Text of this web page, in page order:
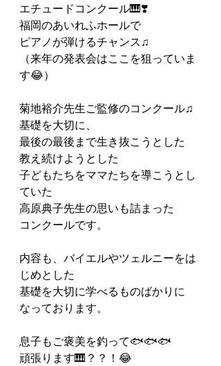
エチュードコンクール🎹❣️
福岡のあいれふホールで
ピアノが弾けるチャンス♫
（来年の発表会はここを狙っていま
す😂）
菊地裕介先生ご監修のコンクール♫
基礎を大切に、
最後の最後まで生き抜こうとした
教え続けようとした
子どもたちをママたちを導こうとし
ていた
高原典子先生の思いも詰まった
コンクールです。
内容も、バイエルやツェルニーをは
じめとした
基礎を大切に学べるものばかりに
なっております。
息子もご褒美を釣って🐟🐟🐟
頑張ります🎹？？！😂